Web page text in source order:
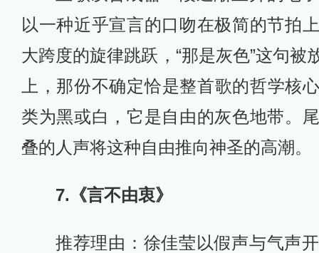
以一种近乎宣言的口吻在极简的节拍
大跨度的旋律跳跃，“那是灰色”这句被
上，那份不确定恰是整首歌的哲学
类为黑或白，它是自由的灰色地带。
叠的人声将这种自由推向神圣的高潮。
7.《言不由衷》
推荐理由：徐佳莹以假声与气声